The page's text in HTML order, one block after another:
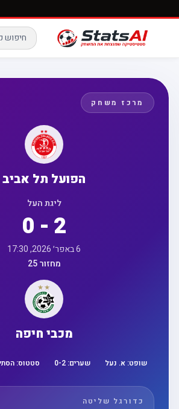
מרכז משחק
הפועל תל אביב
ליגת העל
0 - 2
מחזור 25
מכבי חיפה
שופט:א. נעל שערים: 0 -2 סטטוס:הסתיים
כדורגל שליטה